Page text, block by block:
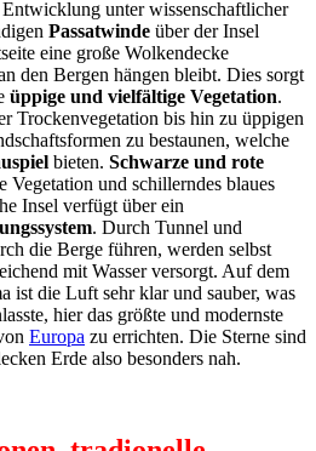
Entwicklung unter wissenschaftlicher
Passatwinde über der Insel
eine große Wolkendecke
den Bergen hängen bleibt. Dies sorgt
üppige und vielfältige Vegetation.
Trockenvegetation bis hin zu üppigen
zu bestaunen, welche
bieten. Schwarze und rote
Vegetation und schillerndes blaues
Insel verfügt über ein
. Durch Tunnel und
die Berge führen, werden selbst
mit Wasser versorgt. Auf dem
ist die Luft sehr klar und sauber, was
hier das größte und modernste
Europa zu errichten. Die Sterne sind
Erde also besonders nah.